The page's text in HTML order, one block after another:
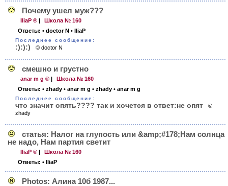
Почему ушел муж???
IliaP ® |
Школа № 160
Ответы: • doctor N • IliaP
Последнее сообщение:
:):):) © doctor N
смешно и грустно
anar m g ® |
Школа № 160
Ответы: • zhady • anar m g • zhady • anar m g
Последнее сообщение:
что значит опять???? так и хочется в ответ:не опят
©
zhady
статья: Налог на глупость или &amp;#178;Нам солнца
не надо, Нам партия светит
IliaP ® |
Школа № 160
Ответы: • IliaP
Photos: Алина 10б 1987...